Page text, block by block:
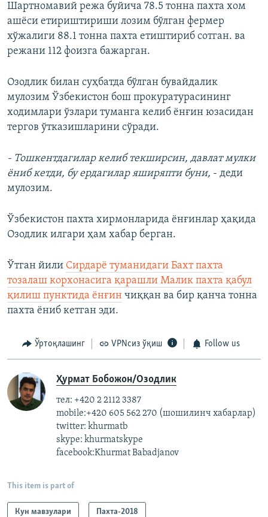
Шартномавий режа буйича 78.5 тонна пахта хом
ашёси етириштириши лозим бўлган фермер
хўжалиги 88.1 тонна пахта етиштириб сотган. ва
режани 112 фоизга бажарган.
Озодлик билан суҳбатда бўлган бувайдалик
мулозим Ўзбекистон бош прокуратурасининг
ходимлари ўзлари туманга келиб ёнғин юзасидан
тергов ўтказишларини сўради.
- Тошкентдагилар келиб текширсин, давлат мулки
ёниб кетди, бу ердагилар яширяпти буни, - деди
мулозим.
Ўзбекистон пахта хирмонларида ёнғинлар ҳақида
Озодлик илгари ҳам хабар берган.
Ўтган йили Сирдарё туманидаги Бахт пахта
тозалаш корхонасига қарашли Малик пахта қабул
қилиш пунктида ёнғин чиққан ва бир қанча тонна
пахта ёниб кетган эди.
Ўртоқлашинг VPNсиз ўқиш Follow us
Ҳурмат Бобожон/Озодлик
тел: +420 2 2112 3387
mobile:+420 605 562 270 (шошилинч хабарлар)
twitter: khurmatb
skype: khurmatskype
facebook:Khurmat Babadjanov
This item is part of
Кун мавзулари Пахта-2018